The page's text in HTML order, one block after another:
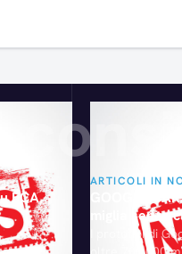
FCA,
ARTICOLI IN
GOOGLE
miglia senza
I prototipi di